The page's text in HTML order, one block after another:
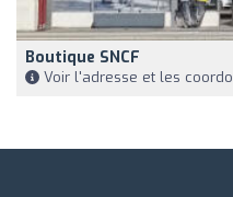
Boutique SNCF
Voir l'adresse et les